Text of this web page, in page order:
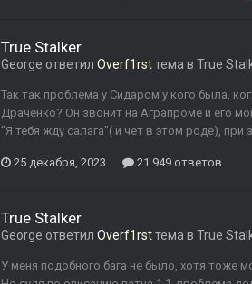
True Stalker
George ответил Overf1rstтема в True
Так так проблема у Сидаром у кого была,
Драченко? Он звонит на Аграпроме и его
"Я тебя жду салага"( и чет в этом роде), при
25 декабря, 2023 21 949 ответов
True Stalker
George ответил Overf1rstтема в True
У меня подобного бага не было, хотя тоже